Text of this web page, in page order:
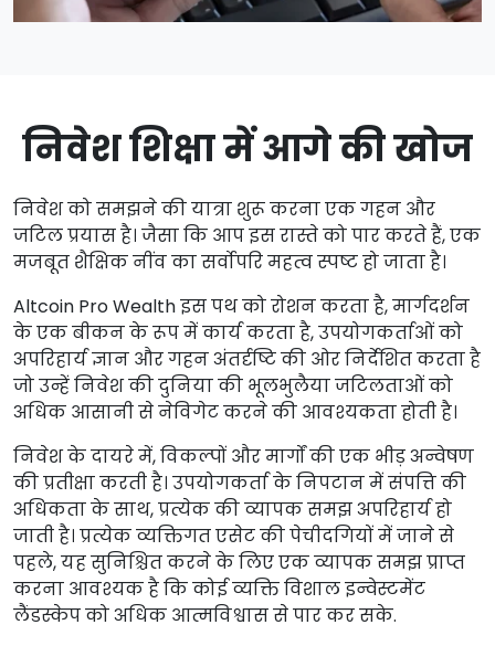
निवेश शिक्षा में आगे की खोज
निवेश को समझने की यात्रा शुरू करना एक गहन और
जटिल प्रयास है। जैसा कि आप इस रास्ते को पार करते हैं, एक
मजबूत शैक्षिक नींव का सर्वोपरि महत्व स्पष्ट हो जाता है।
Altcoin Pro Wealth इस पथ को रोशन करता है, मार्गदर्शन
के एक बीकन के रूप में कार्य करता है, उपयोगकर्ताओं को
अपरिहार्य ज्ञान और गहन अंतर्दृष्टि की ओर निर्देशित करता है
जो उन्हें निवेश की दुनिया की भूलभुलैया जटिलताओं को
अधिक आसानी से नेविगेट करने की आवश्यकता होती है।
निवेश के दायरे में, विकल्पों और मार्गों की एक भीड़ अन्वेषण
की प्रतीक्षा करती है। उपयोगकर्ता के निपटान में संपत्ति की
अधिकता के साथ, प्रत्येक की व्यापक समझ अपरिहार्य हो
जाती है। प्रत्येक व्यक्तिगत एसेट की पेचीदगियों में जाने से
पहले, यह सुनिश्चित करने के लिए एक व्यापक समझ प्राप्त
करना आवश्यक है कि कोई व्यक्ति विशाल इन्वेस्टमेंट
लैंडस्केप को अधिक आत्मविश्वास से पार कर सके.